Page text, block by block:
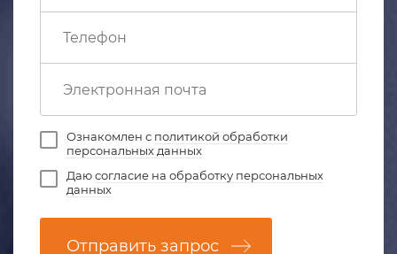
Ознакомлен с политикой обработки
персональных данных
Даюсогласие на обработку персональных
данных
Отправить запрос